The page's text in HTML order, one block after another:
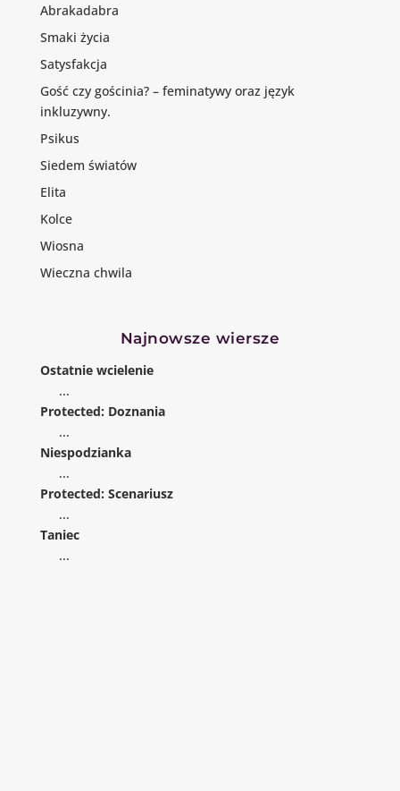
Abrakadabra
Smaki życia
Satysfakcja
Gość czy gościnia? – feminatywy oraz język
inkluzywny.
Psikus
Siedem światów
Elita
Kolce
Wiosna
Wieczna chwila
Najnowsze wiersze
Ostatnie wcielenie
...
Protected: Doznania
...
Niespodzianka
...
Protected: Scenariusz
...
Taniec
...